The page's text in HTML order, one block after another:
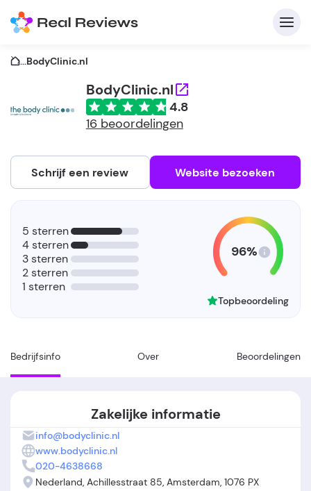
...BodyClinic.nl
BodyClinic.nl
4.8
16 beoordelingen
Schrijf een review Website bezoeken
Bedrijfsinfo Over Beoordelingen
5 sterren
4 sterren
3 sterren
2 sterren
1 sterren
96%
Topbeoordeling
Zakelijke informatie
info@bodyclinic.nl
www.bodyclinic.nl
020-4638668
Nederland, Achillesstraat 85, Amsterdam, 1076 PX